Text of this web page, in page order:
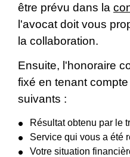
être prévu dans la
l'avocat doit vous
la collaboration.
Ensuite, l'honoraire
fixé en tenant
suivants :
Résultat obtenu par le
Service qui vous a été
Votre situation